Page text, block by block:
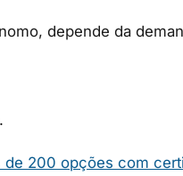
depende da
de 200 opções com